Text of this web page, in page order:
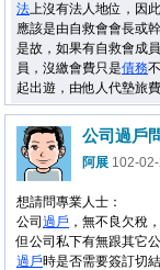
法上沒有法人地位，因
應該是由自救會會長或
是故，如果有自救會成
員，沒繳會費只是債務
起出遊，由他人代墊旅費
公司過戶
阿展 102-
想請問專業人士：
公司 過戶 ，無不良欠稅，
但公司私下有無跟其它
過戶時是否需要簽訂切